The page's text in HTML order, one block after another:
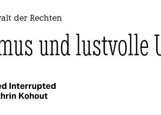
der Rechten
und lustvolle
Interrupted
Kohout